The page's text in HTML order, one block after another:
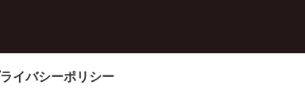
イバシーポリシー